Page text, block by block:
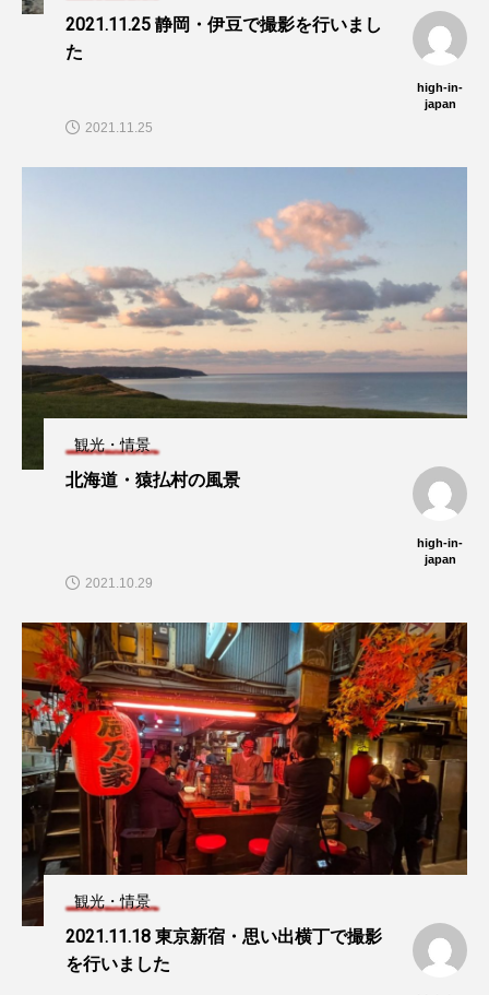
2021.11.25 静岡・伊豆で撮影を行いまし
た
high-in-
japan
2021.11.25
観光・情景
北海道・猿払村の風景
high-in-
japan
2021.10.29
観光・情景
2021.11.18 東京新宿・思い出横丁で撮影
を行いました